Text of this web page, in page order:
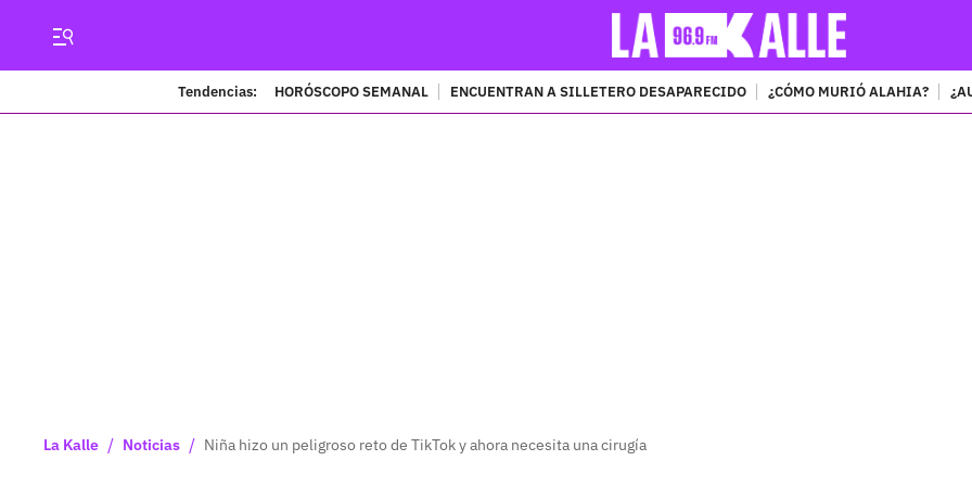
Tendencias: HORÓSCOPO SEMANAL ENCUENTRAN A SILLETERO DESAPARECIDO ¿CÓMO MURIÓ ALAHIA?
La Kalle / Noticias / Niña hizo un peligroso reto de TikTok y ahora necesita una cirugía